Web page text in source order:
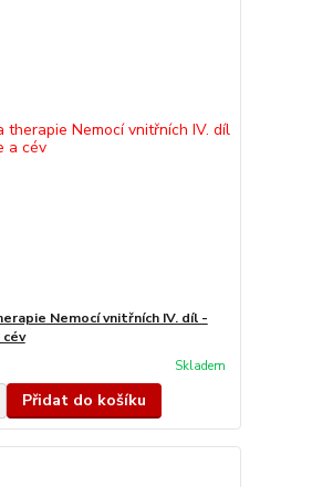
Nemocí vnitřních IV. díl -
Skladem
Přidat do košíku